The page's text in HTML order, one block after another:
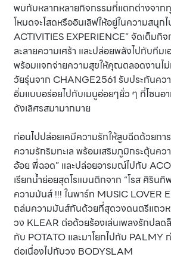
พบกับหลากหลายกิจกรรมที่แตกต่างจาก
โหมดจะโสดหรืออินเลิฟให้อยู่ในความสนุก
ACTIVITIES EXPERIENCE” จัดเต็มกิ
ละลายความเศร้า และปล่อยพลังไปกับทีม
พร้อมแจกจ่ายความสุขให้คุณตลอดงานไ
วัยรุ่นจาก CHANGE2561 รับประกันค
อิ่มแบบอร่อยไปกับเมนูอ่อยๆยั่ว ๆ ที่โซนอ
ดังเลิศรสมามากมาย
ก่อนไปปล่อยเคมีความรักให้สูบฉีดด้วยการ
ความรักริมทะเล พร้อมเสริมภูมิกระตุ้นคว
อ้อย พี่ฉอด” และปล่อยอารมณ์ไปกับ
เรียกน้ำย่อยสุดโรแมนติกจาก “โรส ศิรินทิ
ความมันส์ !!! ในพาร์ท MUSIC LOVER
ถล่มความมันส์กันด้วยที่สุดวงดนตรีแถวห
วง KLEAR ต่อด้วยร้องเล่นเพลงรักปลดล็
กับ POTATO และมาโยกไปกับ PALMY
ต่อเนื่องไปกับวง BODYSLAM